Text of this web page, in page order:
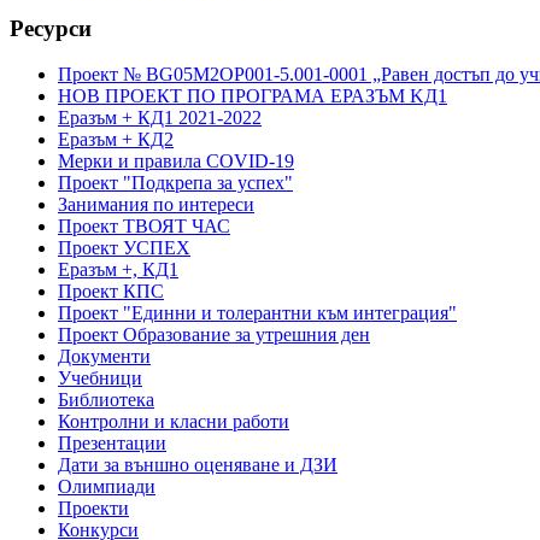
Ресурси
Проект № BG05M2OP001-5.001-0001 „Равен достъп до
НОВ ПРОЕКТ ПО ПРОГРАМА ЕРАЗЪМ KД1
Еразъм + КД1 2021-2022
Еразъм + КД2
Мерки и правила COVID-19
Проект "Подкрепа за успех"
Занимания по интереси
Проект ТВОЯТ ЧАС
Проект УСПЕХ
Еразъм +, КД1
Проект КПС
Проект "Единни и толерантни към интеграция"
Проект Образование за утрешния ден
Документи
Учебници
Библиотека
Контролни и класни работи
Презентации
Дати за външно оценяване и ДЗИ
Олимпиади
Проекти
Конкурси